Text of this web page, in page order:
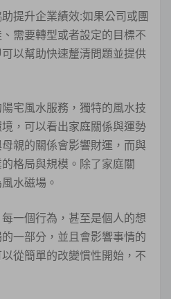
提升企業績效:如果公司或團
需要轉型或者設定的目標不
以幫助快速釐清問題並提供
宅風水服務，獨特的風水技
，可以看出家庭關係與運勢
親的關係會影響財運，而與
格局與規模。除了家庭關
水磁場。
一個行為，甚至是個人的想
一部分，並且會影響事情的
從簡單的改變慣性開始，不